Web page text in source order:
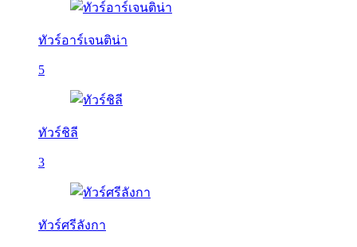
ทัวร์อาร์เจนติน่า
5
ทัวร์ชิลี
3
ทัวร์ศรีลังกา